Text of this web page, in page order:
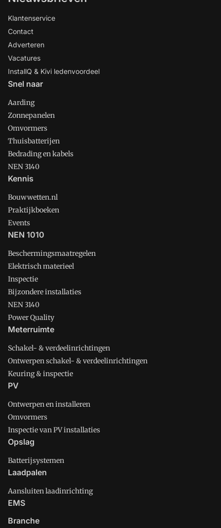
Klantenservice
Contact
Adverteren
Vacatures
InstallQ & Kivi ledenvoordeel
Snel naar
Aarding
Zonnepanelen
Omvormers
Thuisbatterijen
Bedrading en kabels
NEN 3140
Kennis
Bouwwetten.nl
Praktijkboeken
Events
NEN 1010
Beschermingsmaatregelen
Elektrisch materieel
Inspectie
Bijzondere installaties
NEN 3140
Power Quality
Meterruimte
Schakel- & verdeelinrichtingen
Ontwerpen schakel- & verdeelinrichtingen
Keuring & inspectie
PV
Ontwerpen en installeren
Omvormers
Inspectie van PV installaties
Opslag
Batterijsystemen
Laadpalen
Aansluiten laadinrichting
EMS
Branche